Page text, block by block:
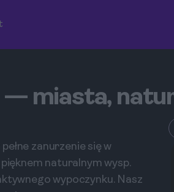
miasta,
zanurzenie się w
naturalnym wysp.
wypoczynku. Nasz